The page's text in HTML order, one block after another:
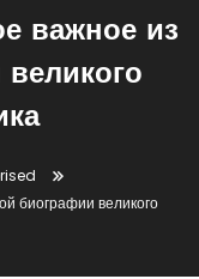
важное из
биографии великого